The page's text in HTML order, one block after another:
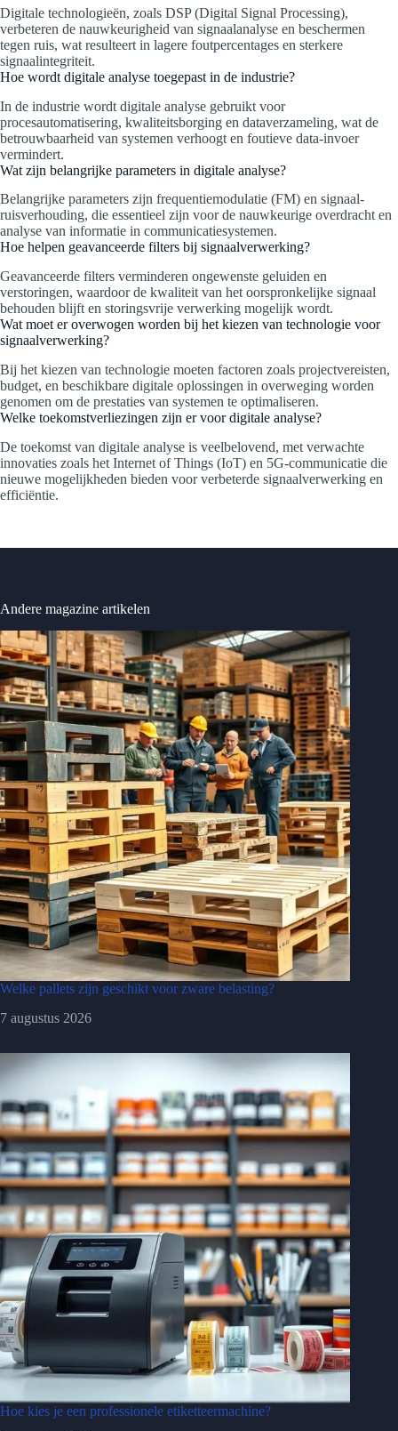
Digitale technologieën, zoals DSP (Digital Signal Processing),
verbeteren de nauwkeurigheid van signaalanalyse en beschermen
tegen ruis, wat resulteert in lagere foutpercentages en sterkere
signaalintegriteit.
Hoe wordt digitale analyse toegepast in de industrie?
In de industrie wordt digitale analyse gebruikt voor
procesautomatisering, kwaliteitsborging en dataverzameling, wat de
betrouwbaarheid van systemen verhoogt en foutieve data-invoer
vermindert.
Wat zijn belangrijke parameters in digitale analyse?
Belangrijke parameters zijn frequentiemodulatie (FM) en signaal-
ruisverhouding, die essentieel zijn voor de nauwkeurige overdracht en
analyse van informatie in communicatiesystemen.
Hoe helpen geavanceerde filters bij signaalverwerking?
Geavanceerde filters verminderen ongewenste geluiden en
verstoringen, waardoor de kwaliteit van het oorspronkelijke signaal
behouden blijft en storingsvrije verwerking mogelijk wordt.
Wat moet er overwogen worden bij het kiezen van technologie voor
signaalverwerking?
Bij het kiezen van technologie moeten factoren zoals projectvereisten,
budget, en beschikbare digitale oplossingen in overweging worden
genomen om de prestaties van systemen te optimaliseren.
Welke toekomstverliezingen zijn er voor digitale analyse?
De toekomst van digitale analyse is veelbelovend, met verwachte
innovaties zoals het Internet of Things (IoT) en 5G-communicatie die
nieuwe mogelijkheden bieden voor verbeterde signaalverwerking en
efficiëntie.
Andere magazine artikelen
Welke pallets zijn geschikt voor zware belasting?
7 augustus 2026
Hoe kies je een professionele etiketteermachine?